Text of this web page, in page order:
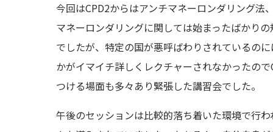
今回はCPD2からはアンチマネーロンダリング
マネーロンダリングに関しては始まったばかり
でしたが、特定の国が悪呼ばわりされているの
かがイマイチ詳しくレクチャーされなかったの
つける場面も多々あり緊張した講習会でした。
午後のセッションは比較的落ち着いた環境で行